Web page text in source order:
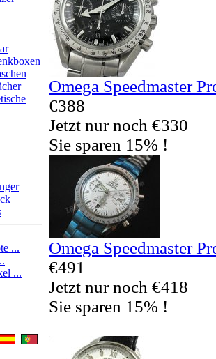
...
...
Omega Speedmaster
€388
Jetzt nur noch €330
Sie sparen 15% !
Omega Speedmaster
€491
Jetzt nur noch €418
Sie sparen 15% !